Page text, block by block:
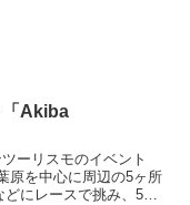
「Akiba
ーリスモのイベント
原を中心に周辺の5ヶ所
にレースで挑み、5人